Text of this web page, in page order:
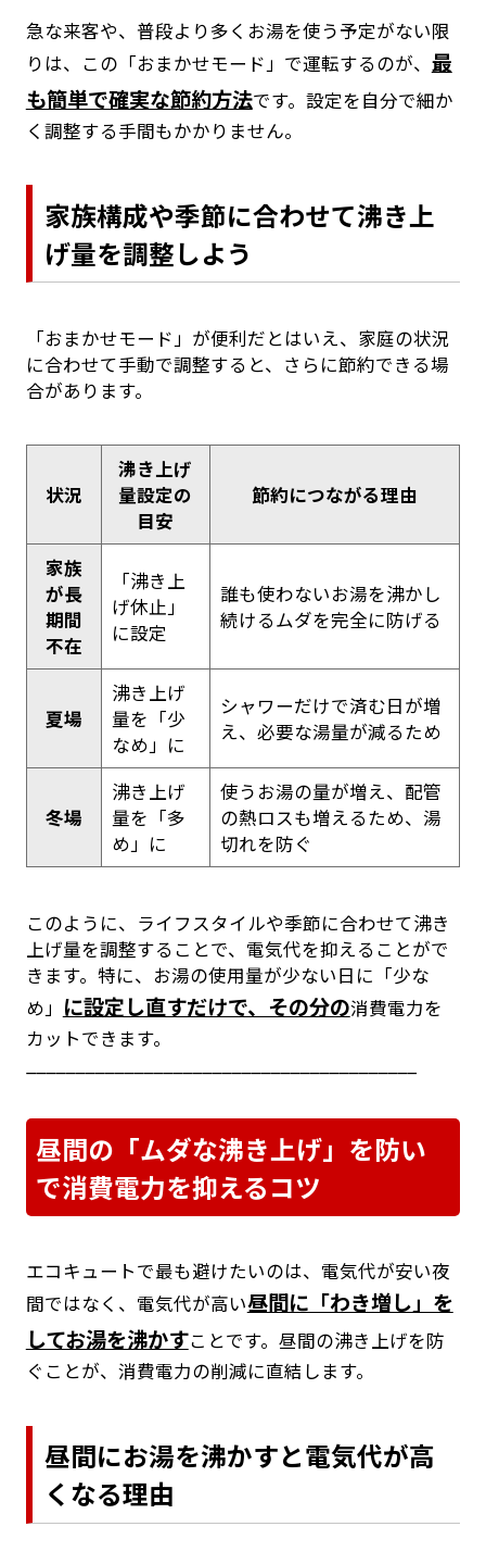
急な来客や、普段より多くお湯を使う予定がない限
りは、この「おまかせモード」で運転するのが、 最
も簡単で確実な節約方法です。設定を自分で細か
く調整する手間もかかりません。
家族構成や季節に合わせて沸き上
げ量を調整しよう
「おまかせモード」が便利だとはいえ、家庭の状況
に合わせて手動で調整すると、さらに節約できる場
合があります。
状況
沸き上げ
量設定の
目安
節約につながる理由
家族
が長
期間
不在
「沸き上
げ休止」
に設定
誰も使わないお湯を沸かし
続けるムダを完全に防げる
夏場
沸き上げ
量を「少
なめ」に
シャワーだけで済む日が増
え、必要な湯量が減るため
冬場
沸き上げ
量を「多
め」に
使うお湯の量が増え、配管
の熱ロスも増えるため、湯
切れを防ぐ
このように、ライフスタイルや季節に合わせて沸き
上げ量を調整することで、電気代を抑えることがで
きます。特に、お湯の使用量が少ない日に「少な
め」 に設定し直すだけで、その分の消費電力を
カットできます。
昼間の「ムダな沸き上げ」を防い
で消費電力を抑えるコツ
エコキュートで最も避けたいのは、電気代が安い夜
間ではなく、電気代が高い昼間に「わき増し」を
してお湯を沸かすことです。昼間の沸き上げを防
ぐことが、消費電力の削減に直結します。
昼間にお湯を沸かすと電気代が高
くなる理由